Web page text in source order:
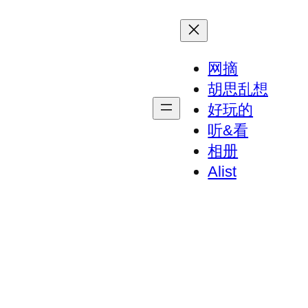
网摘
胡思乱想
好玩的
听&看
相册
Alist